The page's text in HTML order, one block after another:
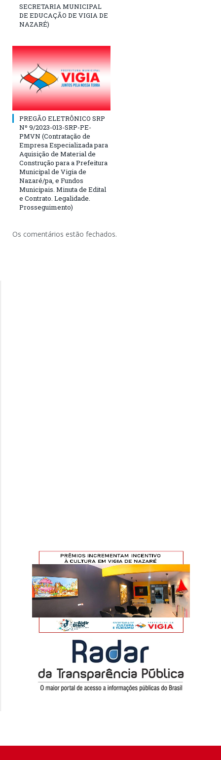
SECRETARIA MUNICIPAL
DE EDUCAÇÃO DE VIGIA DE
NAZARÉ)
PREGÃO ELETRÔNICO SRP
Nº 9/2023-013-SRP-PE-
PMVN (Contratação de
Empresa Especializada para
Aquisição de Material de
Construção para a Prefeitura
Municipal de Vigia de
Nazaré/pa, e Fundos
Municipais. Minuta de Edital
e Contrato. Legalidade.
Prosseguimento)
Os comentários estão fechados.